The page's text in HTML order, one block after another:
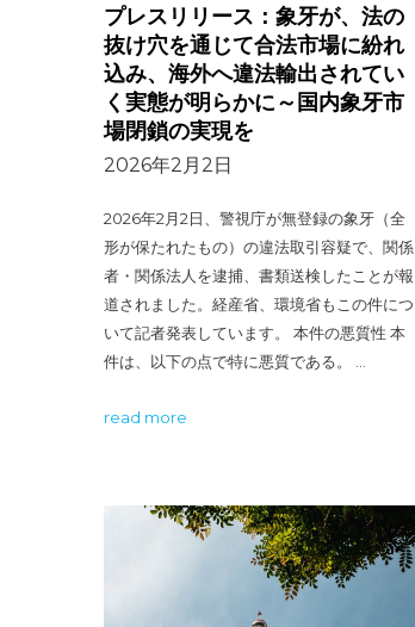
プレスリリース：象牙が、法の
抜け穴を通じて合法市場に紛れ
込み、海外へ違法輸出されてい
く実態が明らかに～国内象牙市
場閉鎖の実現を
2026年2月2日
2026年2月2日、警視庁が無登録の象牙（全
形が保たれたもの）の違法取引容疑で、関係
者・関係法人を逮捕、書類送検したことが報
道されました。経産省、環境省もこの件につ
いて記者発表しています。 本件の悪質性 本
件は、以下の点で特に悪質である。 …
read more